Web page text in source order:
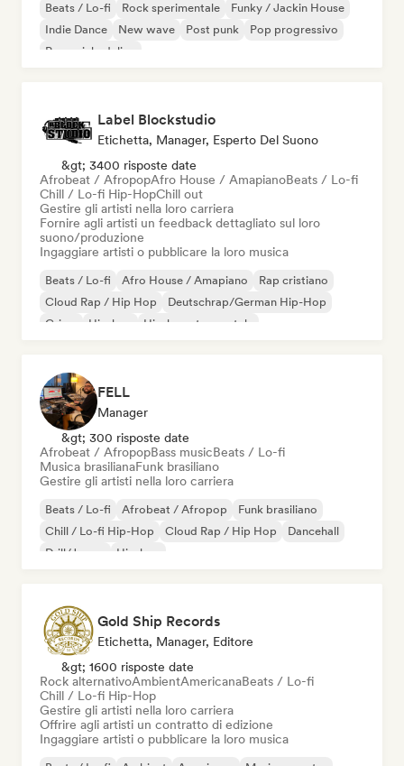
Beats / Lo-fi Rock sperimentale
Funky / Jackin House
Indie Dance
New wave Post punk
Pop progressivo
Pop psichedelico
Label Blockstudio
Etichetta, Manager, Esperto Del Suono
&gt; 3400 risposte date
Afrobeat / AfropopAfro House / AmapianoBeats / Lo-fi
Chill / Lo-fi Hip-HopChill out
Gestire gli artisti nella loro carriera
Fornire agli artisti un feedback dettagliato sul loro
suono/produzione
Ingaggiare artisti o pubblicare la loro musica
Beats / Lo-fi Afro House / Amapiano
Rap cristiano
Cloud Rap / Hip Hop
Deutschrap/German Hip-Hop
Grime
Hip-hop Hip-hop strumentale
FELL
Manager
&gt; 300 risposte date
Afrobeat / AfropopBass musicBeats / Lo-fi
Musica brasilianaFunk brasiliano
Gestire gli artisti nella loro carriera
Beats / Lo-fi Afrobeat / Afropop
Funk brasiliano
Chill / Lo-fi Hip-Hop
Cloud Rap / Hip Hop
Dancehall
Drill/Jersey
Hip-hop
Gold Ship Records
Etichetta, Manager, Editore
&gt; 1600 risposte date
Rock alternativoAmbientAmericanaBeats / Lo-fi
Chill / Lo-fi Hip-Hop
Gestire gli artisti nella loro carriera
Offrire agli artisti un contratto di edizione
Ingaggiare artisti o pubblicare la loro musica